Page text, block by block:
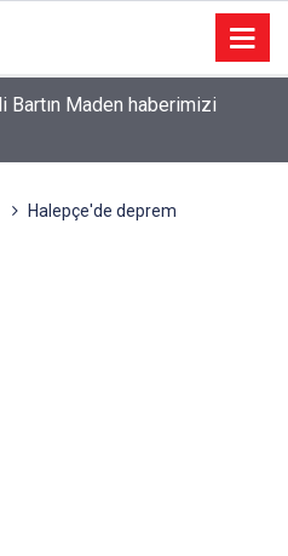
Maden haberimizi
Halepçe'de deprem